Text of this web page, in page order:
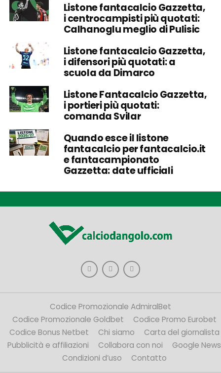
Listone fantacalcio Gazzetta,
i centrocampisti più quotati:
Calhanoglu meglio di Pulisic
Listone fantacalcio Gazzetta,
i difensori più quotati: a
scuola da Dimarco
Listone Fantacalcio Gazzetta,
i portieri più quotati:
comanda Svilar
Quando esce il listone
fantacalcio per fantacalcio.it
e fantacampionato
Gazzetta: date ufficiali
Codice Promozionale AdmiralBet
Codice Promozionale Goldbet
Codice Promo Eurobet
Codice Bonus Netbet
Chi siamo
Carta del giornalista
Pubblicità e affiliazioni
Collabora con noi
Google News
Condizioni d’uso
Contatto